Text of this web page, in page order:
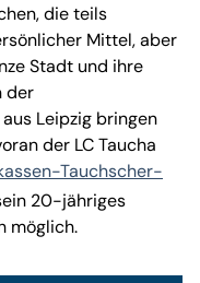
die teils
Mittel, aber
Stadt und ihre
der
Leipzig bringen
der LC Taucha
Tauchscher-
20-jähriges
möglich.